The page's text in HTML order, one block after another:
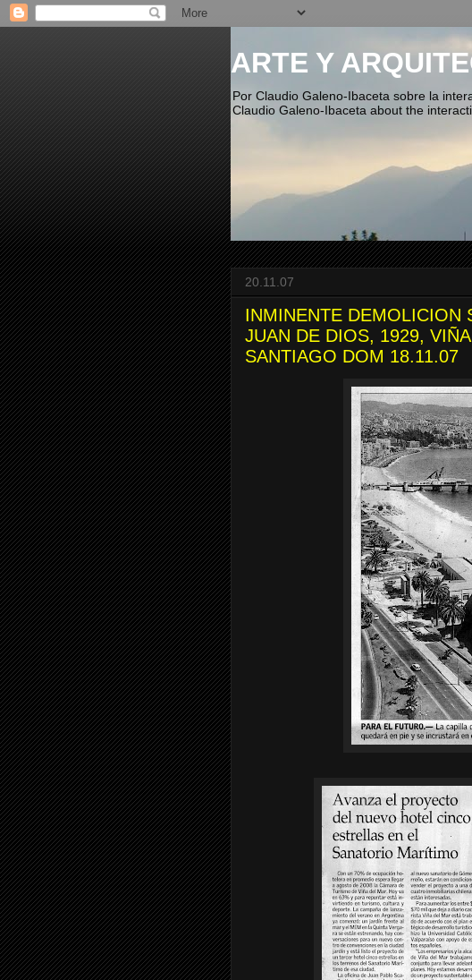
ARTE Y
Por Claudio Galeno-Ibaceta sobre la
Claudio Galeno-Ibaceta about the
20.11.07
INMINENTE DEMOLICION
JUAN DE DIOS, 1929,
SANTIAGO DOM 18.11.07